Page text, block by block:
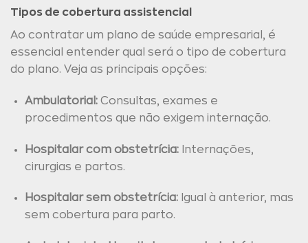
Tipos de cobertura assistencial
Ao contratar um plano de saúde empresarial, é
essencial entender qual será o tipo de cobertura
do plano. Veja as principais opções:
Ambulatorial:Consultas, exames e
procedimentos que não exigem internação.
Hospitalar com obstetrícia:Internações,
cirurgias e partos.
Hospitalar sem obstetrícia:Igual à anterior, mas
sem cobertura para parto.